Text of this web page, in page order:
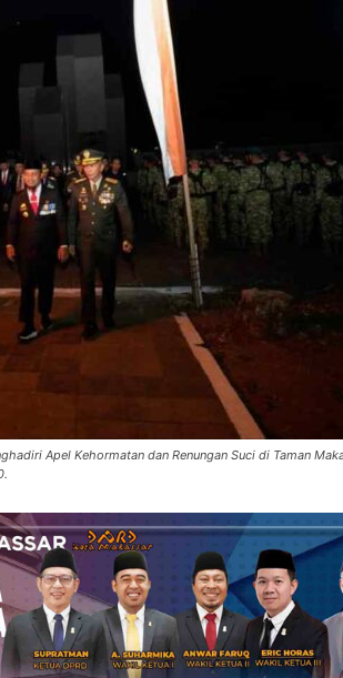
Apel Kehormatan dan Renungan Suci di Taman